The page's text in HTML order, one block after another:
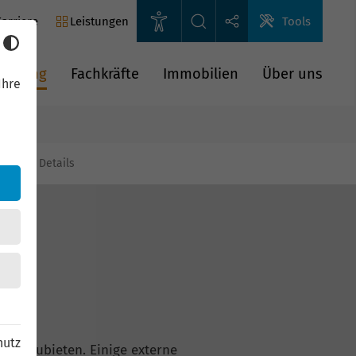
Leistungen Tools
Fachkräfte Immobilien Über uns
Details
anzubieten. Einige externe